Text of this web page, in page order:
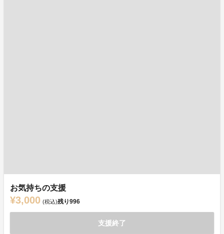
お気持ちの支援
¥3,000 (税込)残り996
支援終了